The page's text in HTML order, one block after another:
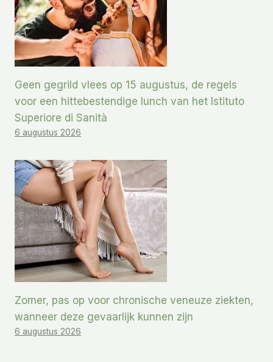
Geen gegrild vlees op 15 augustus, de regels
voor een hittebestendige lunch van het Istituto
Superiore di Sanità
6 augustus 2026
Zomer, pas op voor chronische veneuze ziekten,
wanneer deze gevaarlijk kunnen zijn
6 augustus 2026